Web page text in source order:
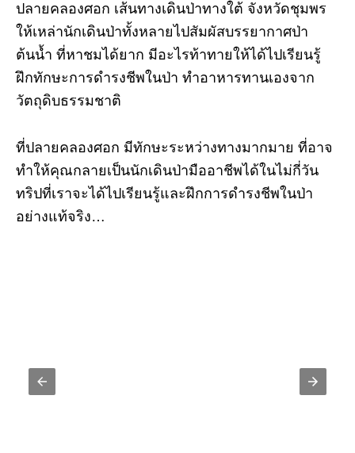
ปลายคลองศอก เส้นทางเดินป่าทางใต้ จังหวัดชุมพร
ให้เหล่านักเดินป่าทั้งหลายไปสัมผัสบรรยากาศป่า
ต้นน้ำ ที่หาชมได้ยาก มีอะไรท้าทายให้ได้ไปเรียนรู้
ฝึกทักษะการดำรงชีพในป่า ทำอาหารทานเองจาก
วัตถุดิบธรรมชาติ
ที่ปลายคลองศอก มีทักษะระหว่างทางมากมาย ที่อาจ
ทำให้คุณกลายเป็นนักเดินป่ามืออาชีพได้ในไม่กี่วัน
ทริปที่เราจะได้ไปเรียนรู้และฝึกการดำรงชีพในป่า
อย่างแท้จริง…